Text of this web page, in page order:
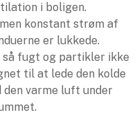
i boligen.
konstant strøm af
er lukkede.
fugt og partikler ikke
til at lede den kolde
den varme luft under